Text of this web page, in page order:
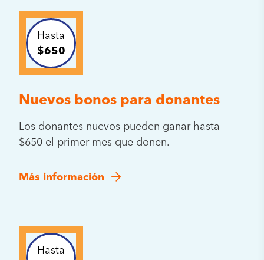
Hasta
$650
Nuevos bonos para donantes
Los donantes nuevos pueden ganar hasta
$650 el primer mes que donen.
Más información
Hasta